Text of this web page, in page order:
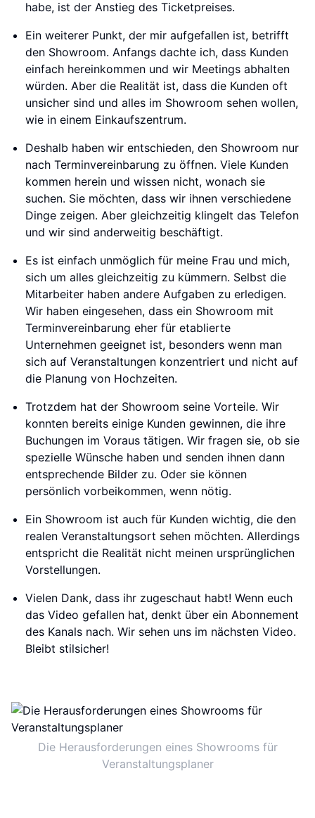
habe, ist der Anstieg des Ticketpreises.
Ein weiterer Punkt, der mir aufgefallen ist, betrifft
den Showroom. Anfangs dachte ich, dass Kunden
einfach hereinkommen und wir Meetings abhalten
würden. Aber die Realität ist, dass die Kunden oft
unsicher sind und alles im Showroom sehen wollen,
wie in einem Einkaufszentrum.
Deshalb haben wir entschieden, den Showroom nur
nach Terminvereinbarung zu öffnen. Viele Kunden
kommen herein und wissen nicht, wonach sie
suchen. Sie möchten, dass wir ihnen verschiedene
Dinge zeigen. Aber gleichzeitig klingelt das Telefon
und wir sind anderweitig beschäftigt.
Es ist einfach unmöglich für meine Frau und mich,
sich um alles gleichzeitig zu kümmern. Selbst die
Mitarbeiter haben andere Aufgaben zu erledigen.
Wir haben eingesehen, dass ein Showroom mit
Terminvereinbarung eher für etablierte
Unternehmen geeignet ist, besonders wenn man
sich auf Veranstaltungen konzentriert und nicht auf
die Planung von Hochzeiten.
Trotzdem hat der Showroom seine Vorteile. Wir
konnten bereits einige Kunden gewinnen, die ihre
Buchungen im Voraus tätigen. Wir fragen sie, ob sie
spezielle Wünsche haben und senden ihnen dann
entsprechende Bilder zu. Oder sie können
persönlich vorbeikommen, wenn nötig.
Ein Showroom ist auch für Kunden wichtig, die den
realen Veranstaltungsort sehen möchten. Allerdings
entspricht die Realität nicht meinen ursprünglichen
Vorstellungen.
Vielen Dank, dass ihr zugeschaut habt! Wenn euch
das Video gefallen hat, denkt über ein Abonnement
des Kanals nach. Wir sehen uns im nächsten Video.
Bleibt stilsicher!
Die Herausforderungen eines Showrooms für
Veranstaltungsplaner